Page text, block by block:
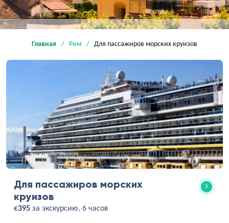
Главная Рим Для пассажиров морских круизов
Для пассажиров морских
круизов
€395 за экскурсию, 6 часов